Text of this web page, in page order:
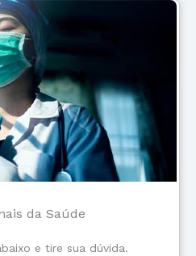
da Saúde
e tire sua dúvida.